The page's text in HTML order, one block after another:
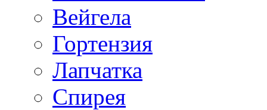
Вейгела
Гортензия
Лапчатка
Спирея